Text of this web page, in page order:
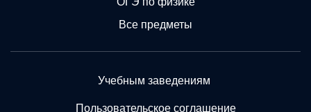
Все предметы
Учебным заведениям
Пользовательское соглашение